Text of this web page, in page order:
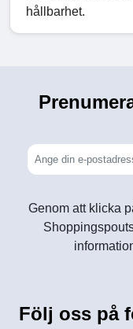
hållbarhet.
Genom att klicka
Följ oss på